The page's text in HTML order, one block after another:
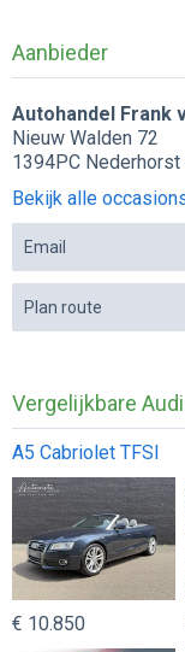
Aanbieder
Autohandel Frank
Nieuw Walden 72
1394PC Nederhorst
Bekijk alle
Email
Plan route
Vergelijkbare
A5 Cabriolet TFSI
€ 10.850